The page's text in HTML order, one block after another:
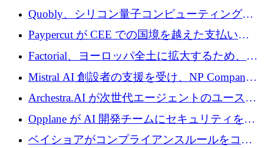
Xavier Niel が支援する共同 AI 受信箱を立ち上
げる
Quobly、シリコン量子コンピューティングの
商用化のためにシリーズ A で 1 億 1,500 万ユ
ーロを調達
Paypercut が CEE での国境を越えた支払いを
拡大するために 500 万ユーロを確保
Factorial、ヨーロッパ全土に拡大するため、25
億ドルの評価額で1億5,000万ドルのシリーズD
Mistral AI 創設者の支援を受け、NP Company
がエンジニアリング向け AI を推進するために
600 万ユーロのプレシードを確保
Archestra.AI が次世代エージェントのユースケ
ースを実現するために 1,000 万ドルを調達
Opplane が AI 開発チームにセキュリティをも
たらすために 450 万ユーロを調達
ベイショアがコンプライアンスルールをコー